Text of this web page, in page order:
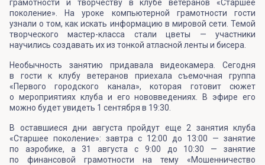
грамотности и творчеству в клубе ветеранов «Старшее
поколение». На уроке компьютерной грамотности гости
узнали о том, как искать информацию в мировой сети. Темой
творческого мастер-класса стали цветы — участники
научились создавать их из тонкой атласной ленты и бисера.
Необычность занятию придавала видеокамера. Сегодня
в гости к клубу ветеранов приехала съемочная группа
«Первого городского канала», которая готовит сюжет
о мероприятиях клуба и его нововведениях. В эфире его
можно будет увидеть 1 сентября в 19:30.
В оставшиеся дни августа пройдут еще 2 занятия клуба
«Старшее поколение»: завтра с 12:00 до 13:00 — занятие
по аэробике, а 31 августа с 9:00 до 10:30 — занятие
по финансовой грамотности на тему «Мошенничество